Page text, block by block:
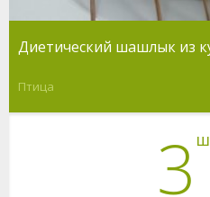
Диетический шашлык из
Птица
3